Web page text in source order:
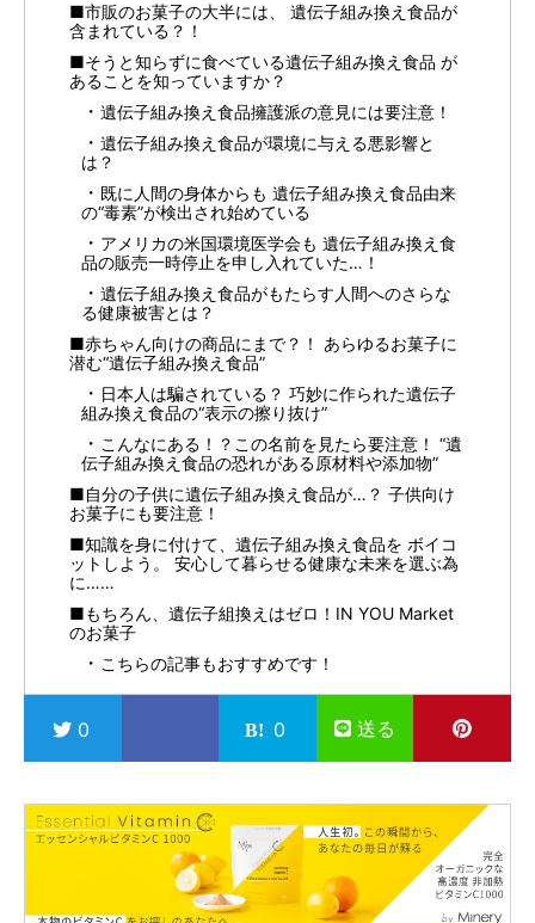
■市販のお菓子の大半には、 遺伝子組み換え食品が
含まれている？！
■そうと知らずに食べている遺伝子組み換え食品 が
あることを知っていますか？
遺伝子組み換え食品擁護派の意見には要注意！
遺伝子組み換え食品が環境に与える悪影響と
は？
既に人間の身体からも 遺伝子組み換え食品由来
の“毒素”が検出され始めている
アメリカの米国環境医学会も 遺伝子組み換え食
品の販売一時停止を申し入れていた…！
遺伝子組み換え食品がもたらす人間へのさらな
る健康被害とは？
■赤ちゃん向けの商品にまで？！ あらゆるお菓子に
潜む“遺伝子組み換え食品”
日本人は騙されている？ 巧妙に作られた遺伝子
組み換え食品の“表示の擦り抜け”
こんなにある！？この名前を見たら要注意！ “遺
伝子組み換え食品の恐れがある原材料や添加物”
■自分の子供に遺伝子組み換え食品が…？ 子供向け
お菓子にも要注意！
■知識を身に付けて、遺伝子組み換え食品を ボイコ
ットしよう。 安心して暮らせる健康な未来を選ぶ為
に……
■もちろん、遺伝子組換えはゼロ！IN YOU Market
のお菓子
こちらの記事もおすすめです！
0 0 送る